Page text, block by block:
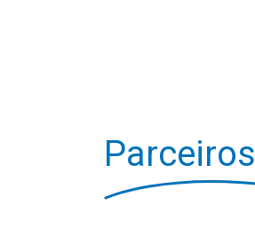
Parceiros